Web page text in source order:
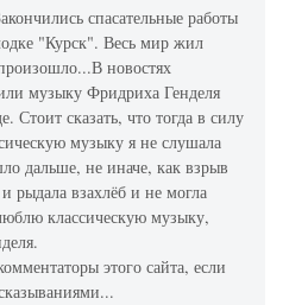
спасательные работы
"Курск". Весь мир жил
новостях
музыку Фридриха Генделя
Стоит сказать, что тогда в силу
музыку я не слушала
дальше, не иначе, как взрыв
рыдала взахлёб и не могла
классическую музыку,
этого сайта, если